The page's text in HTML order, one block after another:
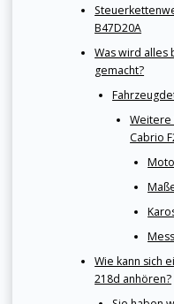
B47D20A
Was wird alles
gemacht?
Weitere
Cabrio
Wie kann sich
218d anhören?